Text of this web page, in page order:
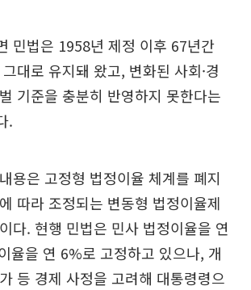
민법은 1958년 제정 이후 67년간
대로 유지돼 왔고, 변화된 사회·경
기준을 충분히 반영하지 못한다는
.
용은 고정형 법정이율 체계를 폐지
따라 조정되는 변동형 법정이율제
다. 현행 민법은 민사 법정이율을 연
율을 연 6%로 고정하고 있으나, 개
등 경제 사정을 고려해 대통령령으